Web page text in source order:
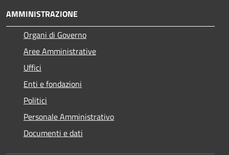
AMMINISTRAZIONE
Organi di Governo
Aree Amministrative
Uffici
Enti e fondazioni
Politici
Personale Amministrativo
Documenti e dati